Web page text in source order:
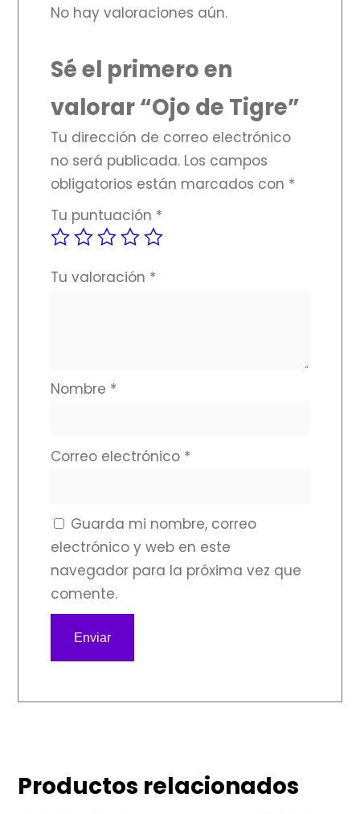
No hay valoraciones aún.
Sé el primero en
valorar “Ojo de Tigre”
Tu dirección de correo electrónico
no será publicada. Los campos
obligatorios están marcados con *
Tu puntuación *
Tu valoración *
Nombre *
Correo electrónico *
Guarda mi nombre, correo
electrónico y web en este
navegador para la próxima vez que
comente.
Productos relacionados